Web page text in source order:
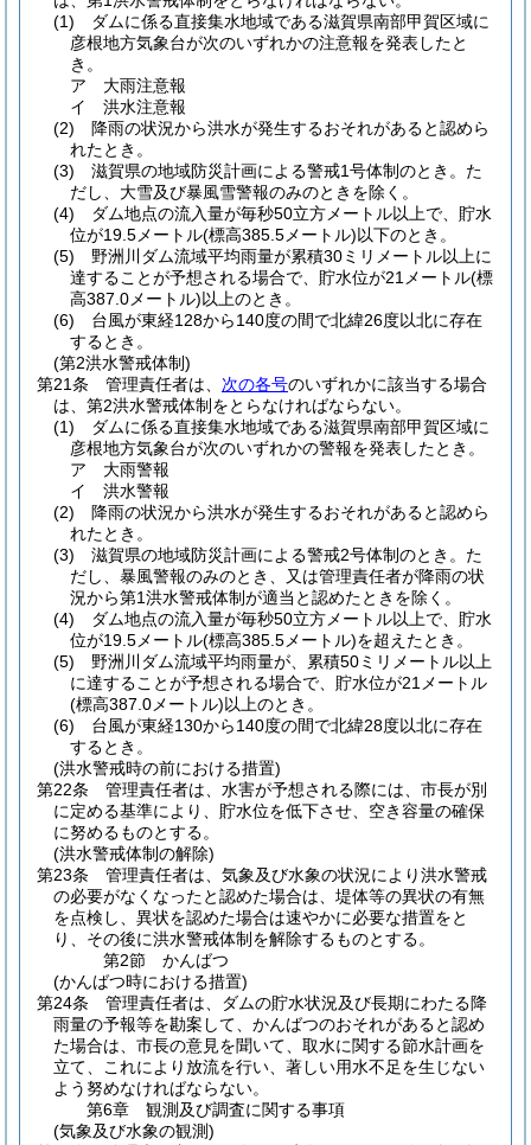
(1)
ダムに係る直接集水地域である滋賀県南部甲賀区域に
彦根地方気象台が次のいずれかの注意報を発表したと
き。
ア
大雨注意報
イ
洪水注意報
(2)
降雨の状況から洪水が発生するおそれがあると認めら
れたとき。
(3)
滋賀県の地域防災計画による警戒1号体制のとき。 た
だし、大雪及び暴風雪警報のみのときを除く。
(4)
ダム地点の流入量が毎秒50立方メートル以上で、貯水
位が19.5メートル(標高385.5メートル)以下のとき。
(5)
野洲川ダム流域平均雨量が累積30ミリメートル以上に
達することが予想される場合で、貯水位が21メートル(標
高387.0メートル)以上のとき。
(6)
台風が東経128から140度の間で北緯26度以北に存在
するとき。
(第2洪水警戒体制)
第21条
管理責任者は、 次の各号のいずれかに該当する場合
は、第2洪水警戒体制をとらなければならない。
(1)
ダムに係る直接集水地域である滋賀県南部甲賀区域に
彦根地方気象台が次のいずれかの警報を発表したとき。
ア
大雨警報
イ
洪水警報
(2)
降雨の状況から洪水が発生するおそれがあると認めら
れたとき。
(3)
滋賀県の地域防災計画による警戒2号体制のとき。 た
だし、暴風警報のみのとき、又は管理責任者が降雨の状
況から第1洪水警戒体制が適当と認めたときを除く。
(4)
ダム地点の流入量が毎秒50立方メートル以上で、貯水
位が19.5メートル(標高385.5メートル)を超えたとき。
(5)
野洲川ダム流域平均雨量が、累積50ミリメートル以上
に達することが予想される場合で、貯水位が21メートル
(標高387.0メートル)以上のとき。
(6)
台風が東経130から140度の間で北緯28度以北に存在
するとき。
(洪水警戒時の前における措置)
第22条
管理責任者は、水害が予想される際には、市長が別
に定める基準により、貯水位を低下させ、空き容量の確保
に努めるものとする。
(洪水警戒体制の解除)
第23条
管理責任者は、気象及び水象の状況により洪水警戒
の必要がなくなったと認めた場合は、堤体等の異状の有無
を点検し、異状を認めた場合は速やかに必要な措置をと
り、その後に洪水警戒体制を解除するものとする。
第2節
かんばつ
(かんばつ時における措置)
第24条
管理責任者は、ダムの貯水状況及び長期にわたる降
雨量の予報等を勘案して、かんばつのおそれがあると認め
た場合は、市長の意見を聞いて、取水に関する節水計画を
立て、これにより放流を行い、著しい用水不足を生じない
よう努めなければならない。
第6章
観測及び調査に関する事項
(気象及び水象の観測)